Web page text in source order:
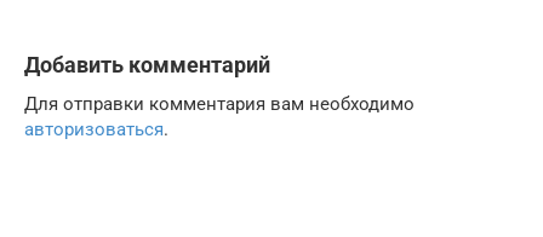
Добавить комментарий
Для отправки комментария вам необходимо
авторизоваться.